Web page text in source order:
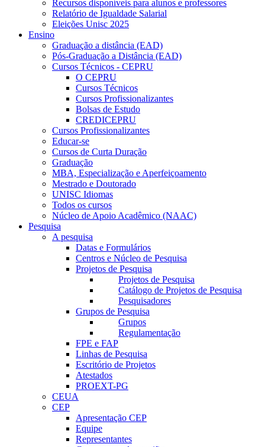
Recursos disponíveis para alunos e professores
Relatório de Igualdade Salarial
Eleições Unisc 2025
Ensino
Graduação a distância (EAD)
Pós-Graduação a Distância (EAD)
Cursos Técnicos - CEPRU
O CEPRU
Cursos Técnicos
Cursos Profissionalizantes
Bolsas de Estudo
CREDICEPRU
Cursos Profissionalizantes
Educar-se
Cursos de Curta Duração
Graduação
MBA, Especialização e Aperfeiçoamento
Mestrado e Doutorado
UNISC Idiomas
Todos os cursos
Núcleo de Apoio Acadêmico (NAAC)
Pesquisa
A pesquisa
Datas e Formulários
Centros e Núcleo de Pesquisa
Projetos de Pesquisa
Projetos de Pesquisa
Catálogo de Projetos de Pesquisa
Pesquisadores
Grupos de Pesquisa
Grupos
Regulamentação
FPE e FAP
Linhas de Pesquisa
Escritório de Projetos
Atestados
PROEXT-PG
CEUA
CEP
Apresentação CEP
Equipe
Representantes